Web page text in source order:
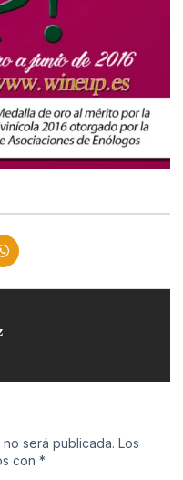
será publicada. Los
con *